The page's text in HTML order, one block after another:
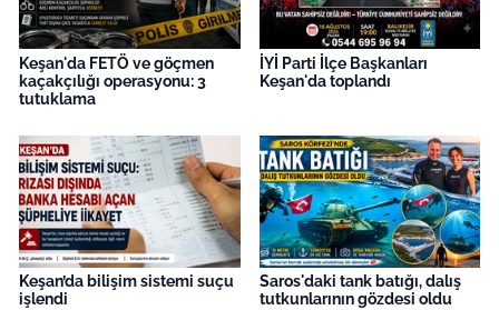
Keşan'da FETÖ ve göçmen
kaçakçılığı operasyonu: 3
tutuklama
İYİ Parti İlçe Başkanları
Keşan'da toplandı
Keşan’da bilişim sistemi suçu
işlendi
Saros'daki tank batığı, dalış
tutkunlarının gözdesi oldu